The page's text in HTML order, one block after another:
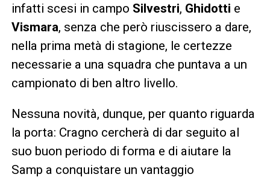
infatti scesi in campo Silvestri, Ghidotti e
Vismara, senza che però riuscissero a dare,
nella prima metà di stagione, le certezze
necessarie a una squadra che puntava a un
campionato di ben altro livello.
Nessuna novità, dunque, per quanto riguarda
la porta: Cragno cercherà di dar seguito al
suo buon periodo di forma e di aiutare la
Samp a conquistare un vantaggio